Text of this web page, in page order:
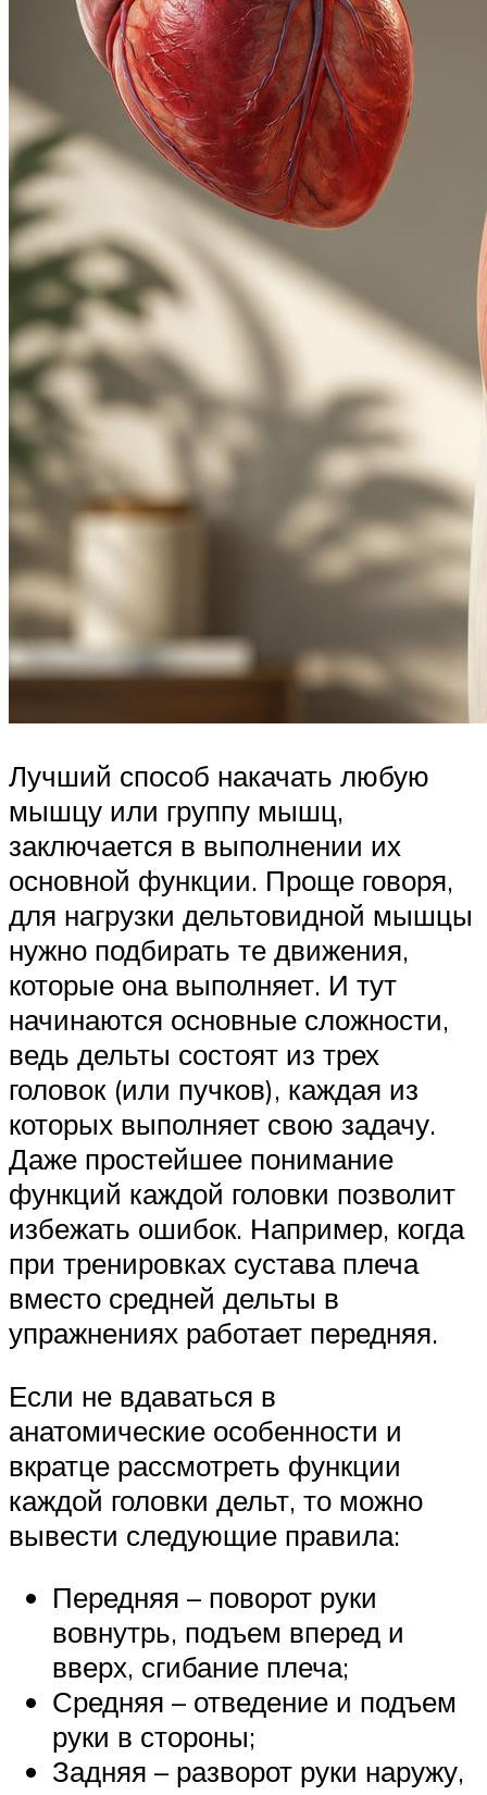
Лучший способ накачать любую
мышцу или группу мышц,
заключается в выполнении их
основной функции. Проще говоря,
для нагрузки дельтовидной мышцы
нужно подбирать те движения,
которые она выполняет. И тут
начинаются основные сложности,
ведь дельты состоят из трех
головок (или пучков), каждая из
которых выполняет свою задачу.
Даже простейшее понимание
функций каждой головки позволит
избежать ошибок. Например, когда
при тренировках сустава плеча
вместо средней дельты в
упражнениях работает передняя.
Если не вдаваться в
анатомические особенности и
вкратце рассмотреть функции
каждой головки дельт, то можно
вывести следующие правила:
Передняя – поворот руки
вовнутрь, подъем вперед и
вверх, сгибание плеча;
Средняя – отведение и подъем
руки в стороны;
Задняя – разворот руки наружу,